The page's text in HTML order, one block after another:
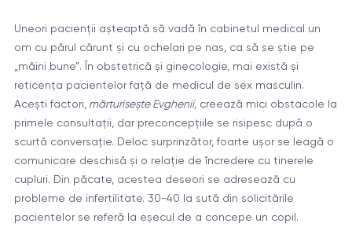
Uneori pacienții așteaptă să vadă în cabinetul medical un
om cu părul cărunt și cu ochelari pe nas, ca să se știe pe
„mâini bune”. În obstetrică și ginecologie, mai există și
reticența pacientelor față de medicul de sex masculin.
Acești factori, mărturisește Evghenii,creează mici obstacole la
primele consultații, dar preconcepțiile se risipesc după o
scurtă conversație. Deloc surprinzător, foarte ușor se leagă o
comunicare deschisă și o relație de încredere cu tinerele
cupluri. Din păcate, acestea deseori se adresează cu
probleme de infertilitate. 30-40 la sută din solicitările
pacientelor se referă la eșecul de a concepe un copil.